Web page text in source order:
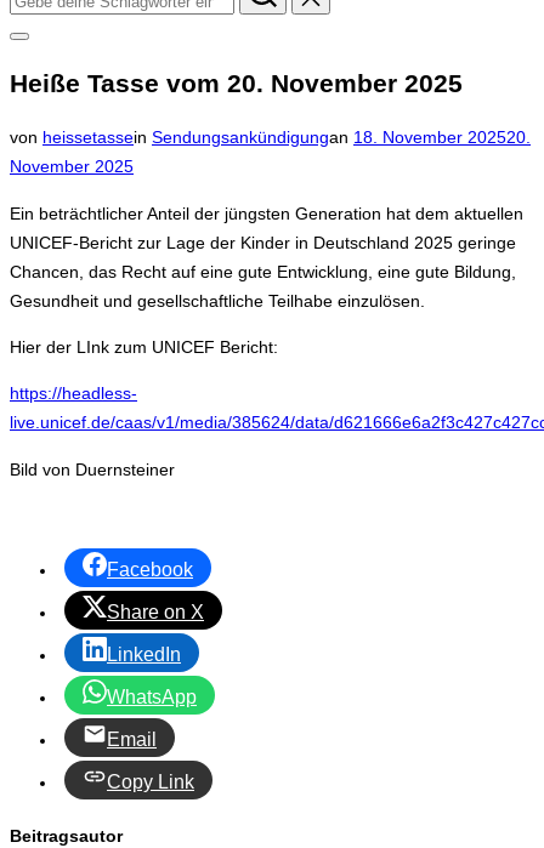
nach:
Seitenleiste
Navigation
Heiße Tasse vom 20. November 2025
von heissetassein Sendungsankündigungan Veröffentlicht
18. November 202520.
November 2025
Ein beträchtlicher Anteil der jüngsten Generation hat dem aktuellen
UNICEF-Bericht zur Lage der Kinder in Deutschland 2025 geringe
Chancen, das Recht auf eine gute Entwicklung, eine gute Bildung,
Gesundheit und gesellschaftliche Teilhabe einzulösen.
Hier der LInk zum UNICEF Bericht:
https://headless-
live.unicef.de/caas/v1/media/385624/data/
Bild von Duernsteiner
Facebook
Share on X
LinkedIn
WhatsApp
Email
Copy Link
Beitragsautor